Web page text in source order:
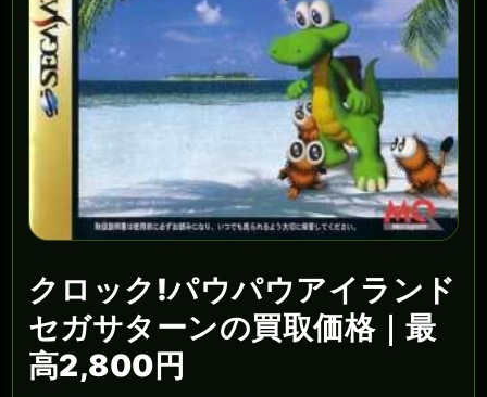
クロック!パウパウアイランド
セガサターンの買取価格｜最
高2,800円